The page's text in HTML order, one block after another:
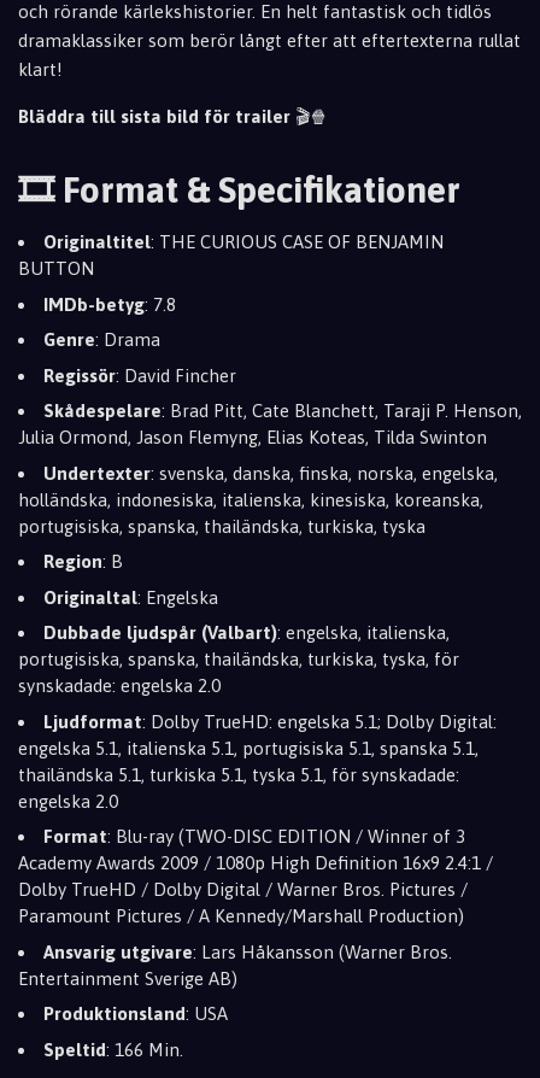
och rörande kärlekshistorier. En helt fantastisk och tidlös
dramaklassiker som berör långt efter att eftertexterna rullat
klart!
Bläddra till sista bild för trailer 🎬🍿
🎞️ Format & Specifikationer
Originaltitel: THE CURIOUS CASE OF BENJAMIN
BUTTON
IMDb-betyg: 7.8
Genre: Drama
Regissör: David Fincher
Skådespelare: Brad Pitt, Cate Blanchett, Taraji P. Henson,
Julia Ormond, Jason Flemyng, Elias Koteas, Tilda Swinton
Undertexter: svenska, danska, finska, norska, engelska,
holländska, indonesiska, italienska, kinesiska, koreanska,
portugisiska, spanska, thailändska, turkiska, tyska
Region: B
Originaltal: Engelska
Dubbade ljudspår (Valbart): engelska, italienska,
portugisiska, spanska, thailändska, turkiska, tyska, för
synskadade: engelska 2.0
Ljudformat: Dolby TrueHD: engelska 5.1; Dolby Digital:
engelska 5.1, italienska 5.1, portugisiska 5.1, spanska 5.1,
thailändska 5.1, turkiska 5.1, tyska 5.1, för synskadade:
engelska 2.0
Format: Blu-ray (TWO-DISC EDITION / Winner of 3
Academy Awards 2009 / 1080p High Definition 16x9 2.4:1 /
Dolby TrueHD / Dolby Digital / Warner Bros. Pictures /
Paramount Pictures / A Kennedy/Marshall Production)
Ansvarig utgivare: Lars Håkansson (Warner Bros.
Entertainment Sverige AB)
Produktionsland: USA
Speltid: 166 Min.